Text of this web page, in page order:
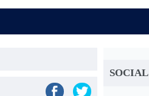
SOCIAL